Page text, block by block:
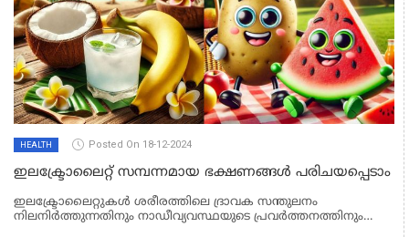
HEALTH Posted On 18-12-2024
ഇലക്ട്രോലൈറ്റ് സമ്പന്നമായ ഭക്ഷണങ്ങൾ പരിചയപ്പെടാം
ഇലക്ട്രോലൈറ്റുകൾ ശരീരത്തിലെ ദ്രാവക സന്തുലനം
നിലനിർത്തുന്നതിനും നാഡീവ്യവസ്ഥയുടെ പ്രവർത്തനത്തിനും